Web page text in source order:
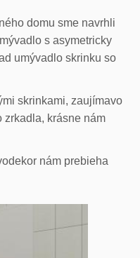
domu sme navrhli
s asymetricky
umývadlo skrinku so
skrinkami, zaujímavo
zrkadla, krásne nám
nám prebieha